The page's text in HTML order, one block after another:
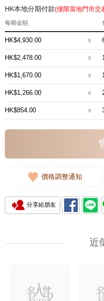
HK本地分期付款(僅限當地門市交
每期金額
HK$4,930.00 x
HK$2,478.00 x
HK$1,670.00 x
HK$1,266.00 x
HK$854.00 x
價格調整通知
分享給朋友
近